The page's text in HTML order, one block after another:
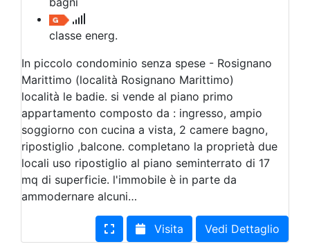
classe energ.
In piccolo condominio senza spese - Rosignano
Marittimo (località Rosignano Marittimo)
località le badie. si vende al piano primo
appartamento composto da : ingresso, ampio
soggiorno con cucina a vista, 2 camere bagno,
ripostiglio ,balcone. completano la proprietà due
locali uso ripostiglio al piano seminterrato di 17
mq di superficie. l'immobile è in parte da
ammodernare alcuni…
Visita Vedi Dettaglio